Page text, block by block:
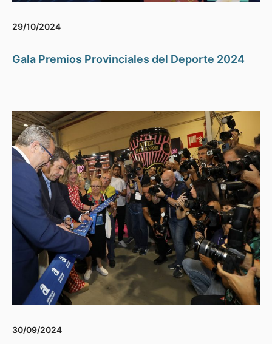
29/10/2024
Gala Premios Provinciales del Deporte 2024
30/09/2024